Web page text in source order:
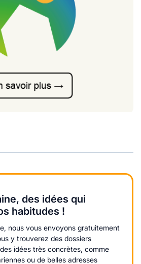
des idées qui
habitudes !
nous vous envoyons gratuitement
y trouverez des dossiers
idées très concrètes, comme
ou de belles adresses